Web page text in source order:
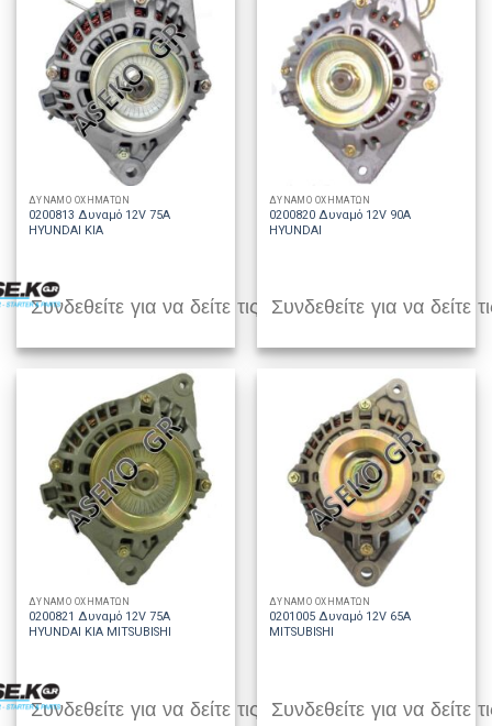
ΔΥΝΑΜΟ ΟΧΗΜΑΤΩΝ
0200813 Δυναμό 12V 75A
HYUNDAI KIA
Συνδεθείτε για να δείτε τις τιμές
ΔΥΝΑΜΟ ΟΧΗΜΑΤΩΝ
0200820 Δυναμό 12V 90A
HYUNDAI
Συνδεθείτε για να δείτε
ΔΥΝΑΜΟ ΟΧΗΜΑΤΩΝ
0200821 Δυναμό 12V 75A
HYUNDAI KIA MITSUBISHI
Συνδεθείτε για να δείτε τις τιμές
ΔΥΝΑΜΟ ΟΧΗΜΑΤΩΝ
0201005 Δυναμό 12V 65A
MITSUBISHI
Συνδεθείτε για να δείτε